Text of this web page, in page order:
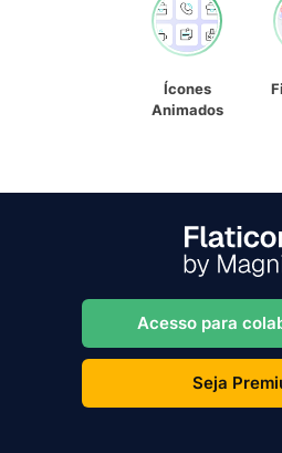
Ícones
Animados
Acesso para
Seja